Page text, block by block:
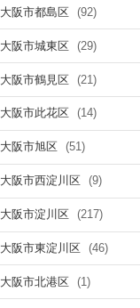
大阪市都島区 (92)
大阪市城東区 (29)
大阪市鶴見区 (21)
大阪市此花区 (14)
大阪市旭区 (51)
大阪市西淀川区 (9)
大阪市淀川区 (217)
大阪市東淀川区 (46)
大阪市北港区 (1)